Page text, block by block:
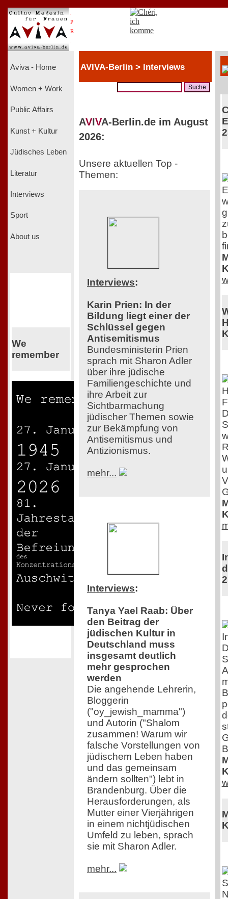
P
R
Aviva - Home
Women + Work
Public Affairs
Kunst + Kultur
Jüdisches Leben
Literatur
Interviews
Sport
About us
We
remember
AVIVA-Berlin > Interviews
AVIVA-Berlin.de im August
2026:
Unsere aktuellen Top -
Themen:
Interviews:
Karin Prien: In der
Bildung liegt einer der
Schlüssel gegen
Antisemitismus
Bundesministerin Prien
sprach mit Sharon Adler
über ihre jüdische
Familiengeschichte und
ihre Arbeit zur
Sichtbarmachung
jüdischer Themen sowie
zur Bekämpfung von
Antisemitismus und
Antizionismus.
mehr...
Interviews:
Tanya Yael Raab: Über
den Beitrag der
jüdischen Kultur in
Deutschland muss
insgesamt deutlich
mehr gesprochen
werden
Die angehende Lehrerin,
Bloggerin
("oy_jewish_mamma")
und Autorin ("Shalom
zusammen! Warum wir
falsche Vorstellungen von
jüdischem Leben haben
und das gemeinsam
ändern sollten") lebt in
Brandenburg. Über die
Herausforderungen, als
Mutter einer Vierjährigen
in einem nichtjüdischen
Umfeld zu leben, sprach
sie mit Sharon Adler.
mehr...